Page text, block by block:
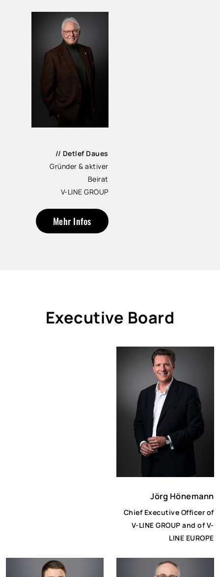
// Detlef Daues
Gründer & aktiver
Beirat
V-LINE GROUP
Mehr Infos
Executive Board
Jörg Hönemann
Chief Executive Officer of
V-LINE GROUP and of V-
LINE EUROPE